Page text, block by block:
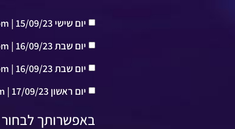
יום שישי 15/09/23 | 5:45pm
יום שבת 16/09/23 | 2pm
יום שבת 16/09/23 | 7pm
יום ראשון 17/09/23 | 2pm
באפשרותך